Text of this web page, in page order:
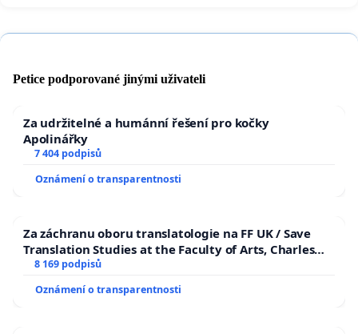
Petice podporované jinými uživateli
Za udržitelné a humánní řešení pro kočky
Apolinářky
7 404 podpisů
Oznámení o transparentnosti
Za záchranu oboru translatologie na FF UK / Save
Translation Studies at the Faculty of Arts, Charles
University
8 169 podpisů
Oznámení o transparentnosti